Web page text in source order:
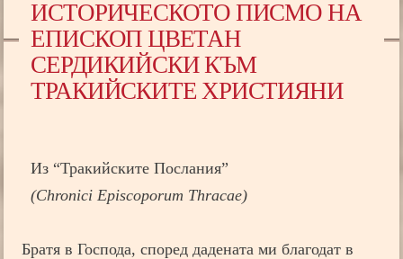
ИСТОРИЧЕСКОТО ПИСМО НА
ЕПИСКОП ЦВЕТАН
СЕРДИКИЙСКИ КЪМ
ТРАКИЙСКИТЕ ХРИСТИЯНИ
Из “Тракийските Послания”
(Chronici Episcoporum Thracae)
Братя в Господа, според дадената ми благодат в